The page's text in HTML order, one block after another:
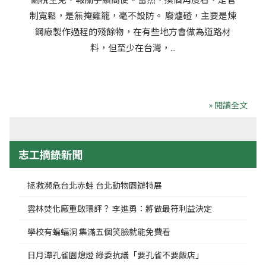
制寬鬆，是無掩雞籠，毫不設防。 廢爐碴，主要是煉
鋼廠製作過程的殘餘物，在有些地方會做為道路材
料，但至少在台灣，...
» 閱讀全文
志工摘錄新聞
拯救瀕危台北赤蛙 台北動物園辦特展
雲林焚化廠重啟環評？ 李進勇：將做最符利益決定
學校有蝙蝠洞 集滿五個笑臉就能免費看
日月潭孔雀園熄燈 綠委抗議「要孔雀不要飯店」